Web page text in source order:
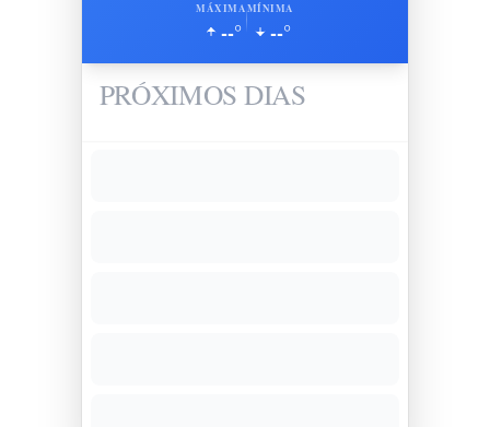
MÁXIMA
--°
MÍNIMA
--°
PRÓXIMOS DIAS